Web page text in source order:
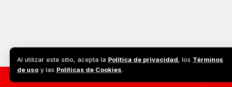
Al utilizar este sitio, acepta la Política de privacidad, los Términos
de uso y las Políticas de Cookies.
Todos los derechos reservados. Prohibida la